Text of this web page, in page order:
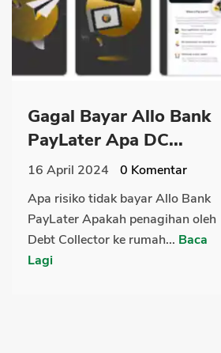
Gagal Bayar Allo Bank
PayLater Apa DC...
16 April 2024 0 Komentar
Apa risiko tidak bayar Allo Bank
PayLater Apakah penagihan oleh
Debt Collector ke rumah... Baca
Lagi